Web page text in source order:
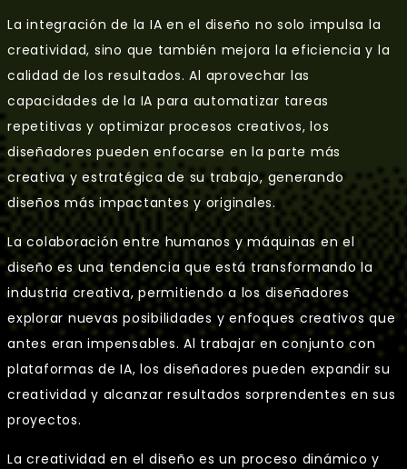
La integración de la IA en el diseño no solo impulsa la
creatividad, sino que también mejora la eficiencia y la
calidad de los resultados. Al aprovechar las
capacidades de la IA para automatizar tareas
repetitivas y optimizar procesos creativos, los
diseñadores pueden enfocarse en la parte más
creativa y estratégica de su trabajo, generando
diseños más impactantes y originales.
La colaboración entre humanos y máquinas en el
diseño es una tendencia que está transformando la
industria creativa, permitiendo a los diseñadores
explorar nuevas posibilidades y enfoques creativos que
antes eran impensables. Al trabajar en conjunto con
plataformas de IA, los diseñadores pueden expandir su
creatividad y alcanzar resultados sorprendentes en sus
proyectos.
La creatividad en el diseño es un proceso dinámico y